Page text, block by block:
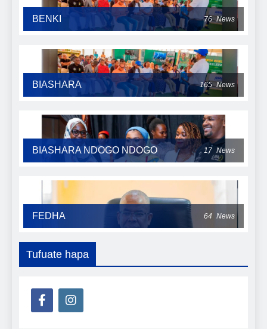
BENKI 76 News
BIASHARA 165 News
BIASHARA NDOGO NDOGO 17 News
FEDHA 64 News
Tufuate hapa